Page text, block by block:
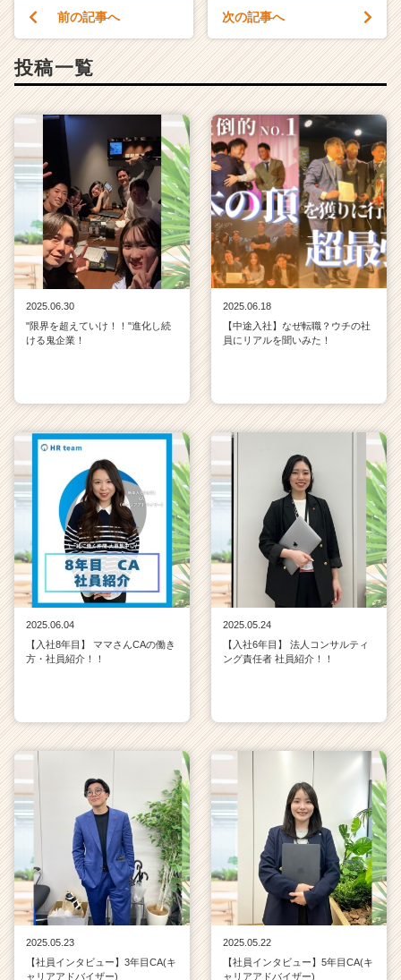
イ
キ
リ
ア
（C
h
e
e
C
r
前の記事へ 次の記事へ
投稿一覧
2025.06.30
"限界を超えていけ！！"進化し続
ける鬼企業！
2025.06.18
【中途入社】なぜ転職？ウチの社
員にリアルを聞いみた！
2025.06.04
【入社8年目】 ママさんCAの働き
方・社員紹介！！
2025.05.24
【入社6年目】 法人コンサルティ
ング責任者 社員紹介！！
2025.05.23
【社員インタビュー】3年目CA(キ
ャリアアドバイザー)
2025.05.22
【社員インタビュー】5年目CA(キ
ャリアアドバイザー)